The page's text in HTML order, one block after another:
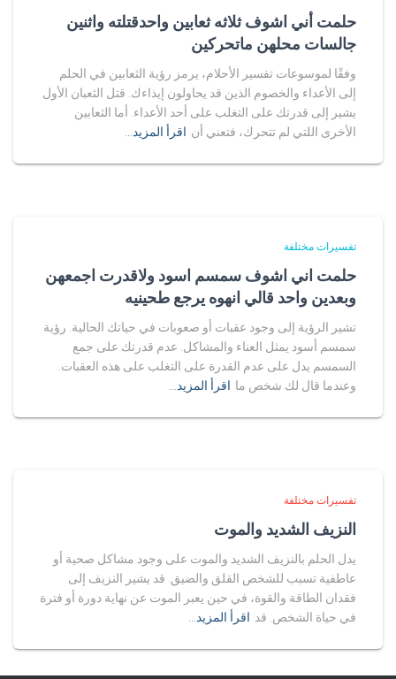
حلمت أني اشوف ثلاثه ثعابين واحدقتلته واثنين
جالسات محلهن ماتحركين
وفقًا لموسوعات تفسير الأحلام، يرمز رؤية الثعابين في الحلم
إلى الأعداء والخصوم الذين قد يحاولون إيذاءك. قتل الثعبان الأول
يشير إلى قدرتك على التغلب على أحد الأعداء. أما الثعابين
الأخرى اللتي لم تتحرك، فتعني أن اقرأ المزيد…
تفسيرات مختلفة
حلمت اني اشوف سمسم اسود ولاقدرت اجمعهن
وبعدين واحد قالي انهوه يرجع طحينيه
تشير الرؤية إلى وجود عقبات أو صعوبات في حياتك الحالية. رؤية
سمسم أسود يمثل العناء والمشاكل. عدم قدرتك على جمع
السمسم يدل على عدم القدرة على التغلب على هذه العقبات.
وعندما قال لك شخص ما اقرأ المزيد…
تفسيرات مختلفة
النزيف الشديد والموت
يدل الحلم بالنزيف الشديد والموت على وجود مشاكل صحية أو
عاطفية تسبب للشخص القلق والضيق. قد يشير النزيف إلى
فقدان الطاقة والقوة، في حين يعبر الموت عن نهاية دورة أو فترة
في حياة الشخص. قد اقرأ المزيد…